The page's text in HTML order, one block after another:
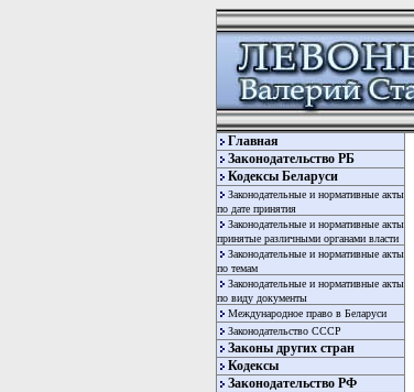
Главная
Законодательство РБ
Кодексы Беларуси
Законодательные и нормативные акты
по дате принятия
Законодательные и нормативные акты
принятые различными органами власти
Законодательные и нормативные акты
по темам
Законодательные и нормативные акты
по виду документы
Международное право в Беларуси
Законодательство СССР
Законы других стран
Кодексы
Законодательство РФ